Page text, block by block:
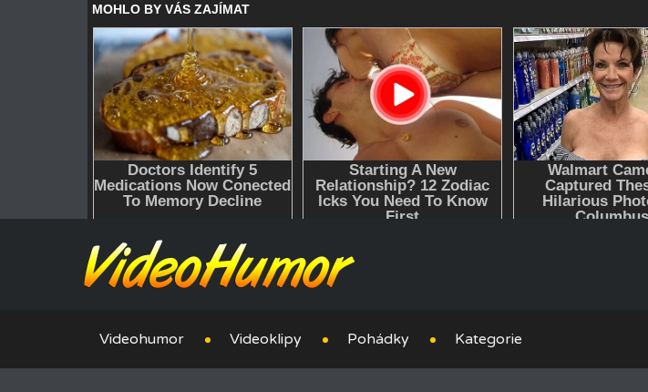
Videohumor Videoklipy Pohádky Kategorie